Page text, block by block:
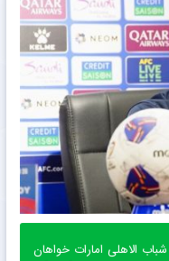
الاهلی امارات خواهان